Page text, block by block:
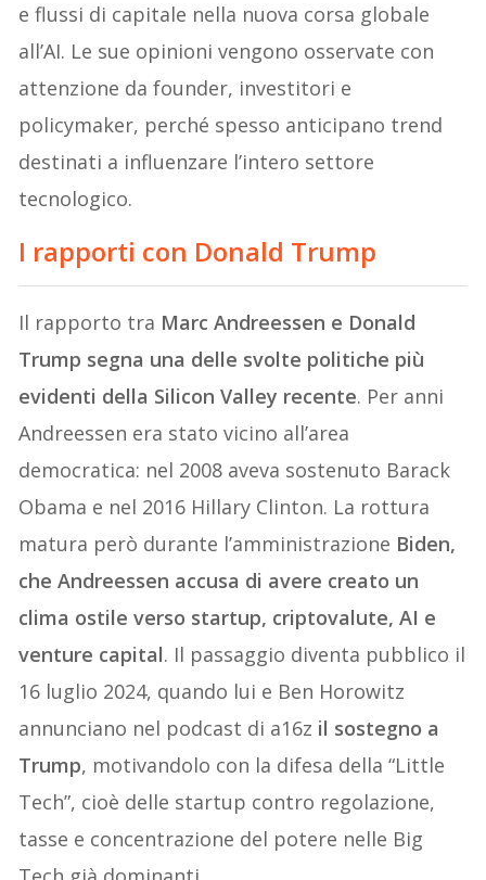
e flussi di capitale nella nuova corsa globale
all’AI. Le sue opinioni vengono osservate con
attenzione da founder, investitori e
policymaker, perché spesso anticipano trend
destinati a influenzare l’intero settore
tecnologico.
I rapporti con Donald Trump
Il rapporto tra Marc Andreessen e Donald
Trump segna una delle svolte politiche più
evidenti della Silicon Valley recente. Per anni
Andreessen era stato vicino all’area
democratica: nel 2008 aveva sostenuto Barack
Obama e nel 2016 Hillary Clinton. La rottura
matura però durante l’amministrazione Biden,
che Andreessen accusa di avere creato un
clima ostile verso startup, criptovalute, AI e
venture capital. Il passaggio diventa pubblico il
16 luglio 2024, quando lui e Ben Horowitz
annunciano nel podcast di a16z il sostegno a
Trump, motivandolo con la difesa della “Little
Tech”, cioè delle startup contro regolazione,
tasse e concentrazione del potere nelle Big